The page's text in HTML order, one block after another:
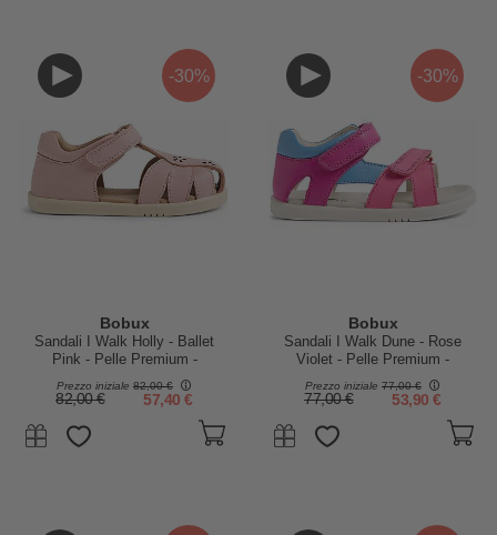
-30%
Bobux
Sandali I Walk Holly - Ballet
Pink - Pelle Premium -
Camminatori Esperti
Prezzo iniziale 82,00 €
82,00 € 57,40 €
-30%
Bobux
Sandali I Walk Dune - Rose
Violet - Pelle Premium -
Camminatori Esperti
Prezzo iniziale 77,00 €
77,00 € 53,90 €